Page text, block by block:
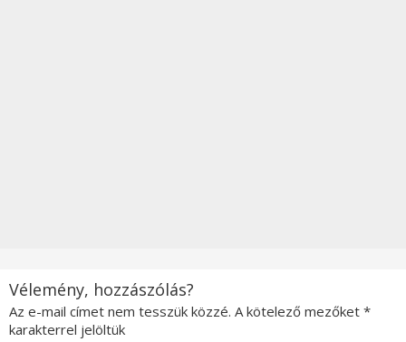
Vélemény, hozzászólás?
Az e-mail címet nem tesszük közzé. A kötelező mezőket *
karakterrel jelöltük